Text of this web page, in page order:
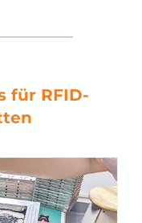
für RFID-